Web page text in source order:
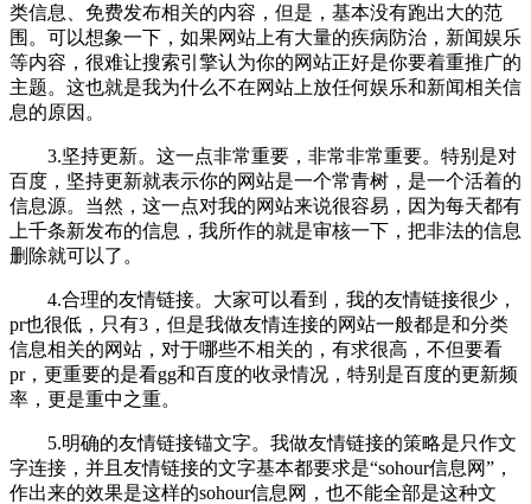
类信息、免费发布相关的内容，但是，基本没有跑出大的范
围。可以想象一下，如果网站上有大量的疾病防治，新闻娱乐
等内容，很难让搜索引擎认为你的网站正好是你要着重推广的
主题。这也就是我为什么不在网站上放任何娱乐和新闻相关信
息的原因。
3.坚持更新。这一点非常重要，非常非常重要。特别是对
百度，坚持更新就表示你的网站是一个常青树，是一个活着的
信息源。当然，这一点对我的网站来说很容易，因为每天都有
上千条新发布的信息，我所作的就是审核一下，把非法的信息
删除就可以了。
4.合理的友情链接。大家可以看到，我的友情链接很少，
pr也很低，只有3，但是我做友情连接的网站一般都是和分类
信息相关的网站，对于哪些不相关的，有求很高，不但要看
pr，更重要的是看gg和百度的收录情况，特别是百度的更新频
率，更是重中之重。
5.明确的友情链接锚文字。我做友情链接的策略是只作文
字连接，并且友情链接的文字基本都要求是“sohour信息网”，
作出来的效果是这样的sohour信息网，也不能全部是这种文